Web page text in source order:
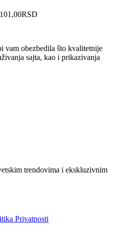
RSD
vam obezbedila što kvalitetnije
sajta, kao i prikazivanja
trendovima i ekskluzivnim
Privatnosti